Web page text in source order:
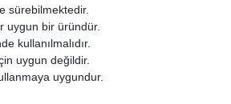
sürebilmektedir.
uygun bir üründür.
kullanılmalıdır.
uygun değildir.
uygundur.